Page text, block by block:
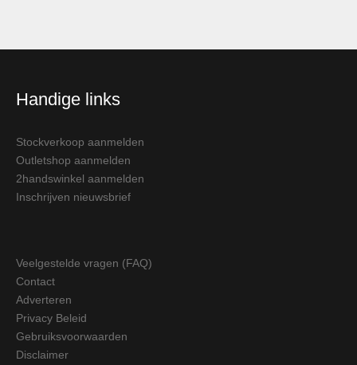
Handige links
Stockverkoop aanmelden
Outletshop aanmelden
2handswinkel aanmelden
Inschrijven nieuwsbrief
Veelgestelde vragen (FAQ)
Contact
Adverteren
Privacy Beleid
Gebruiksvoorwaarden
Disclaimer